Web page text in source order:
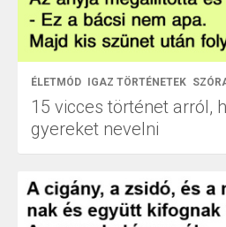
ÉLETMÓD IGAZ TÖRTÉNETEK
15 vicces történet arról,
gyereket nevelni